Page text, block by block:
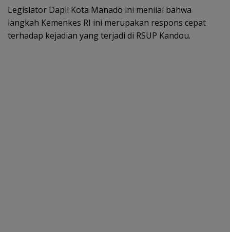
Legislator Dapil Kota Manado ini menilai bahwa
langkah Kemenkes RI ini merupakan respons cepat
terhadap kejadian yang terjadi di RSUP Kandou.